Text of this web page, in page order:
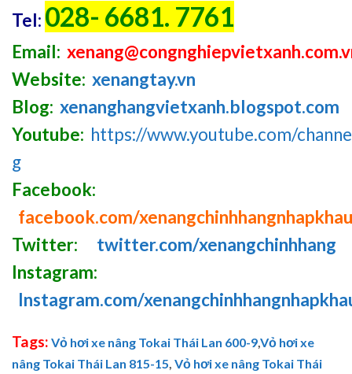
Tel: 028- 6681. 7761
Email:
Website: xenangtay.vn
Blog: xenanghangvietxanh.blogspot.com
Youtube: https://www.youtube.com/
g
Facebook:
facebook.com/xenangchinhhangnhapkhau
Twitter:
twitter.com/xenangchinhhang
Instagram:
Instagram.com/
Tags: Vỏ hơi xe nâng Tokai Thái Lan 600-9,Vỏ hơi xe
nâng Tokai Thái Lan 815-15, Vỏ hơi xe nâng Tokai Thái